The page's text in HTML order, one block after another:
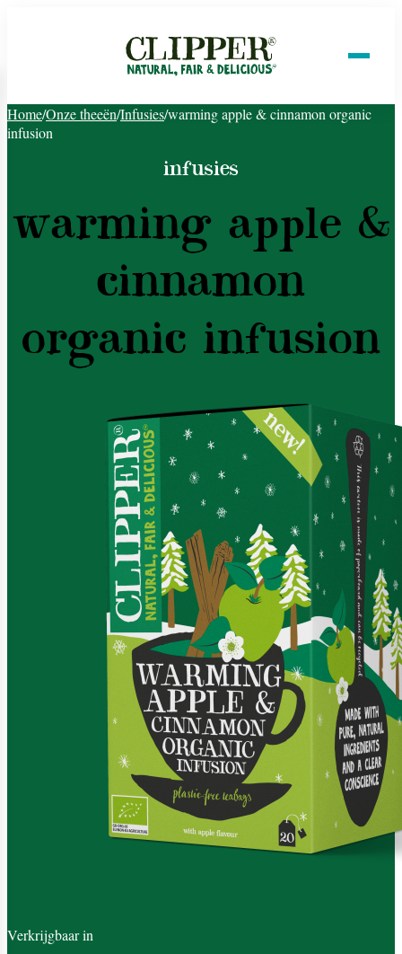
Home/Onze theeën/Infusies/warming apple & cinnamon organic
infusion
infusies
warming apple &
cinnamon
organic infusion
Verkrijgbaar in